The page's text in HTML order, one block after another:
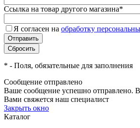
Ссылка на товар другого магазина*
Я согласен на обработку
* - Поля, обязательные для заполнения
Сообщение отправлено
Ваше сообщение успешно отправлено.
Вами свяжется наш специалист
Закрыть окно
Каталог